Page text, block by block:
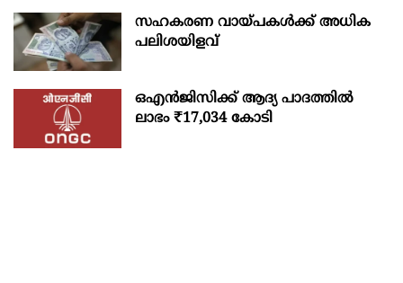
സഹകരണ വായ്പകള്‍ക്ക് അധിക
പലിശയിളവ്
ഒഎന്‍ജിസിക്ക് ആദ്യ പാദത്തില്‍
ലാഭം ₹17,034 കോടി